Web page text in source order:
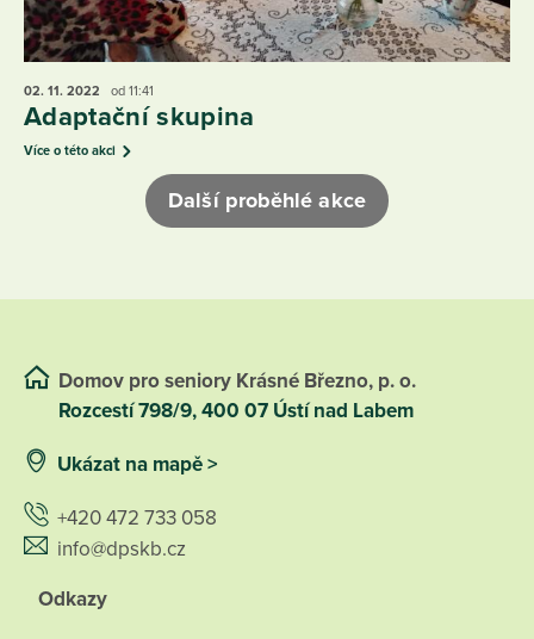
02. 11. 2022 od 11:41
Adaptační skupina
Více o této akci
Další proběhlé akce
Domov pro seniory Krásné Březno, p. o.
Rozcestí 798/9, 400 07 Ústí nad Labem
Ukázat na mapě >
+420 472 733 058
info@dpskb.cz
Odkazy